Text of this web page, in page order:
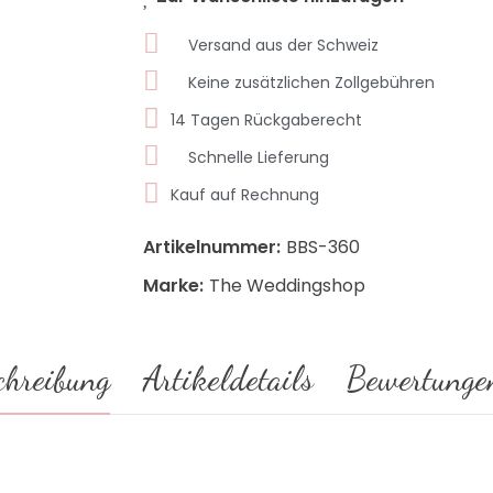
Versand aus der Schweiz
Keine zusätzlichen Zollgebühren
14 Tagen Rückgaberecht
Schnelle Lieferung
Kauf auf Rechnung
Artikelnummer: BBS-360
Marke: The Weddingshop
Artikeldetails